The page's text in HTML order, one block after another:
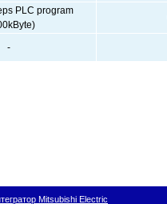
PLC program
-
Mitsubishi Electric